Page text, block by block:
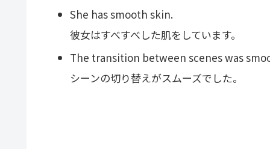
She has smooth skin.
彼女はすべすべした肌をしています。
The transition between scenes was
シーンの切り替えがスムーズでした。